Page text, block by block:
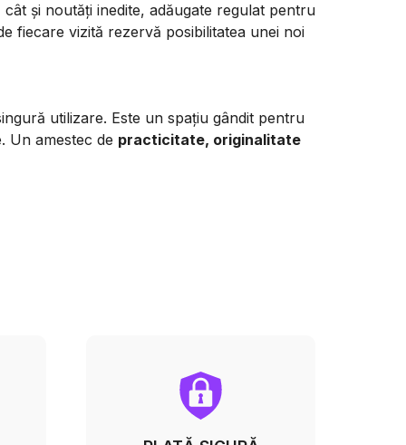
și noutăți inedite, adăugate regulat pentru
fiecare vizită rezervă posibilitatea unei noi
utilizare. Este un spațiu gândit pentru
Un amestec de practicitate, originalitate